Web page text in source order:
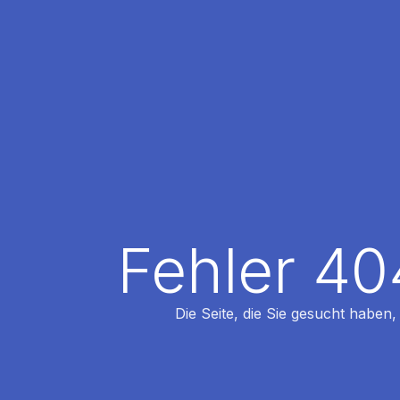
Fehler
Die Seite, die Sie gesucht